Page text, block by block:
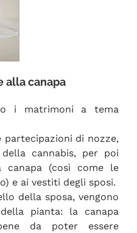
alla canapa
i matrimoni a tema
di nozze,
cannabis, per poi
canapa (così come le
e ai vestiti degli sposi.
della sposa, vengono
pianta: la canapa
da poter essere